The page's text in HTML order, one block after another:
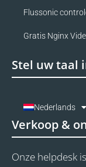
Flussonic
Gratis Nginx
Stel uw taal
Nederlands
Verkoop &
Onze helpdesk